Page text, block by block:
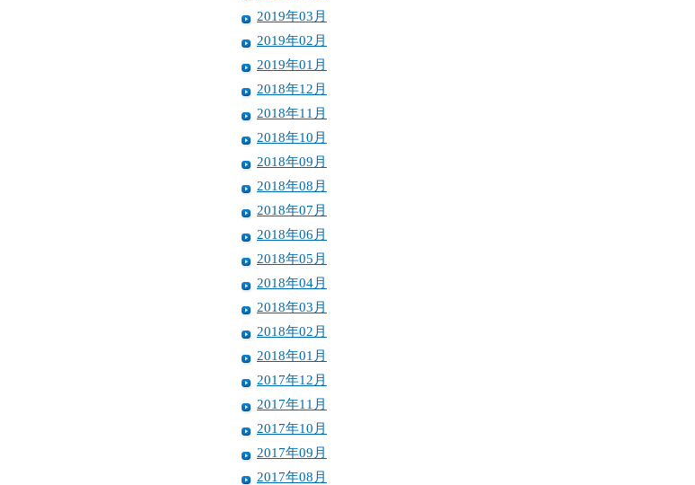
2019年03月
2019年02月
2019年01月
2018年12月
2018年11月
2018年10月
2018年09月
2018年08月
2018年07月
2018年06月
2018年05月
2018年04月
2018年03月
2018年02月
2018年01月
2017年12月
2017年11月
2017年10月
2017年09月
2017年08月